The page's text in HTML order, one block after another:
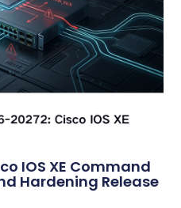
IOS XE Command
Hardening Release